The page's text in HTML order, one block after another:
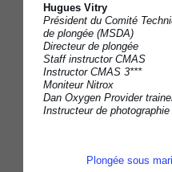
Hugues Vitry
Président du Comité
de plongée (MSDA)
Directeur de plongée
Staff instructor CMAS
Instructor CMAS 3***
Moniteur Nitrox
Dan Oxygen Provider
Instructeur de
Plongée sous